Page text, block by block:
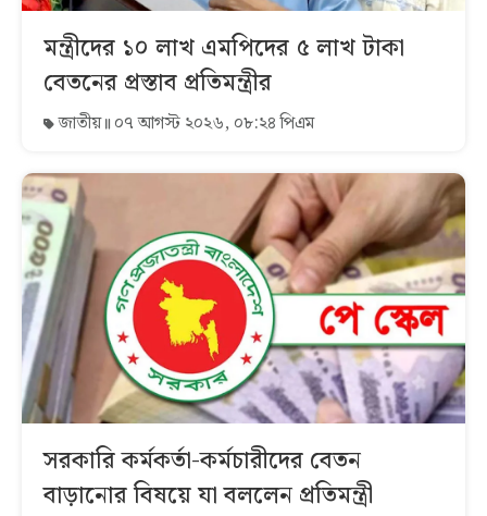
মন্ত্রীদের ১০ লাখ এমপিদের ৫ লাখ টাকা
বেতনের প্রস্তাব প্রতিমন্ত্রীর
জাতীয় ০৭ আগস্ট ২০২৬, ০৮:২৪ পিএম
সরকারি কর্মকর্তা-কর্মচারীদের বেতন
বাড়ানোর বিষয়ে যা বললেন প্রতিমন্ত্রী